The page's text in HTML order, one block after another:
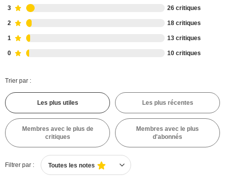
3 26 critiques
2 18 critiques
1 13 critiques
0 10 critiques
Trier par :
Les plus utiles Les plus récentes
Membres avec le plus de
critiques
Membres avec le plus
d'abonnés
Filtrer par : Toutes les notes